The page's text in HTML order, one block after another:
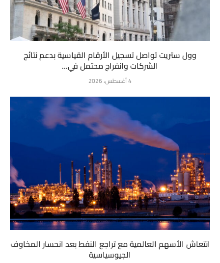
وول ستريت تواصل تسجيل الأرقام القياسية بدعم نتائج
الشركات وانفراج محتمل في...
4 أغسطس، 2026
انتعاش الأسهم العالمية مع تراجع النفط بعد انحسار المخاوف
الجيوسياسية